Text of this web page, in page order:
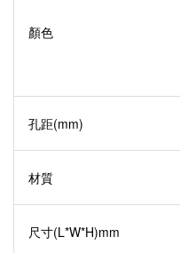
顏色
孔距(mm)
材質
尺寸(L*W*H)mm